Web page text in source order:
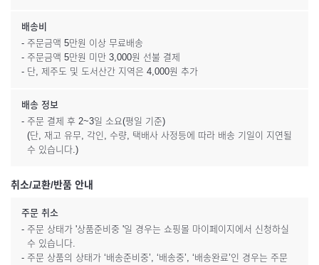
배송비
- 주문금액 5만원 이상 무료배송
- 주문금액 5만원 미만 3,000원 선불 결제
- 단, 제주도 및 도서산간 지역은 4,000원 추가
배송 정보
- 주문 결제 후 2~3일 소요(평일 기준)
(단, 재고 유무, 각인, 수량, 택배사 사정등에 따라 배송 기일이 지연될
수 있습니다.)
취소/교환/반품 안내
주문 취소
- 주문 상태가 '상품준비중 '일 경우는 쇼핑몰 마이페이지에서 신청하실
수 있습니다.
- 주문 상품의 상태가 ‘배송준비중’, ‘배송중’, ‘배송완료’인 경우는 주문